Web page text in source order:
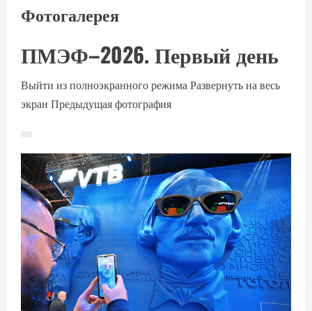
Фотогалерея
ПМЭФ–2026. Первый день
Выйти из полноэкранного режима Развернуть на весь
экран Предыдущая фотография